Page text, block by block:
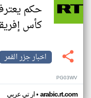
حكم
كأس إفريقيا
اخبار جزر القمر
PG03WV
ار تي عربي• arabic.rt.com